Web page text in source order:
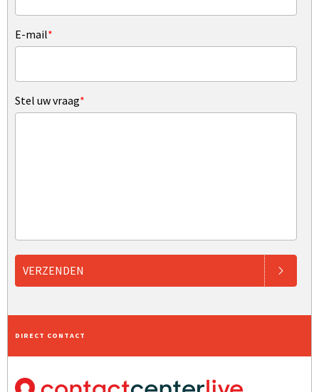
E-mail*
Stel uw vraag*
VERZENDEN
DIRECT CONTACT